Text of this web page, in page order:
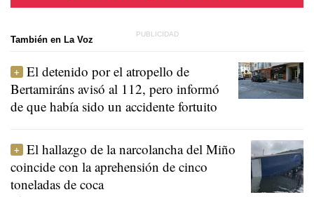
También en La Voz
El detenido por el atropello de
Bertamiráns avisó al 112, pero informó
de que había sido un accidente fortuito
El hallazgo de la narcolancha del Miño
coincide con la aprehensión de cinco
toneladas de coca